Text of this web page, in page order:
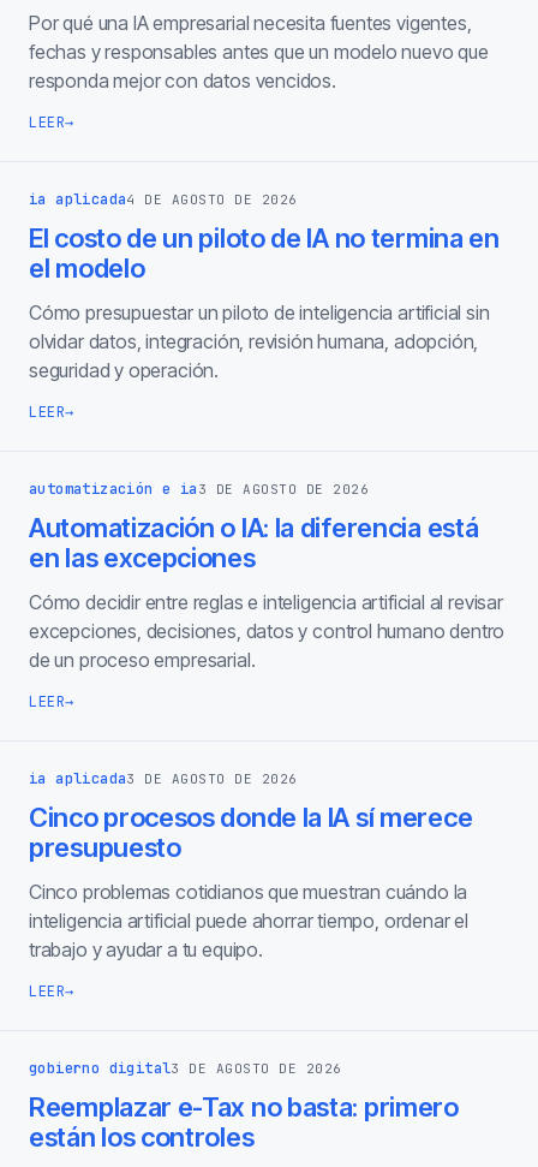
Por qué una IA empresarial necesita fuentes vigentes,
fechas y responsables antes que un modelo nuevo que
responda mejor con datos vencidos.
LEER→
ia aplicada4 DE AGOSTO DE 2026
El costo de un piloto de IA no termina en
el modelo
Cómo presupuestar un piloto de inteligencia artificial sin
olvidar datos, integración, revisión humana, adopción,
seguridad y operación.
LEER→
automatización e ia 3 DE AGOSTO DE 2026
Automatización o IA: la diferencia está
en las excepciones
Cómo decidir entre reglas e inteligencia artificial al revisar
excepciones, decisiones, datos y control humano dentro
de un proceso empresarial.
LEER→
ia aplicada3 DE AGOSTO DE 2026
Cinco procesos donde la IA sí merece
presupuesto
Cinco problemas cotidianos que muestran cuándo la
inteligencia artificial puede ahorrar tiempo, ordenar el
trabajo y ayudar a tu equipo.
LEER→
gobierno digital3 DE AGOSTO DE 2026
Reemplazar e-Tax no basta: primero
están los controles